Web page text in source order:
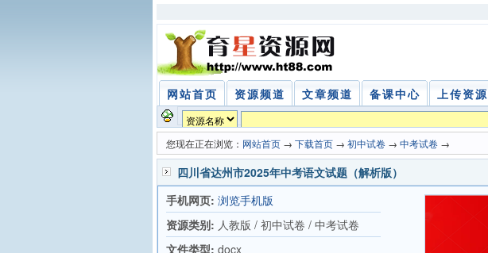
网站首页 资源频道 文章频道 备课中心 上传资源
您现在正在浏览： 网站首页 → 下载首页 → 初中试卷 → 中考试卷 →
四川省达州市2025年中考语文试题（解析版）
手机网页: 浏览手机版
资源类别: 人教版 / 初中试卷 / 中考试卷
文件类型: docx